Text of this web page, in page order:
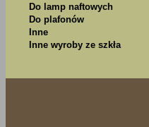
Do lamp naftowych
Do plafonów
Inne
Inne wyroby ze szkła